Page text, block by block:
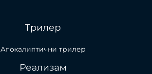
Трилер
Апокалиптични трилер
Реализам